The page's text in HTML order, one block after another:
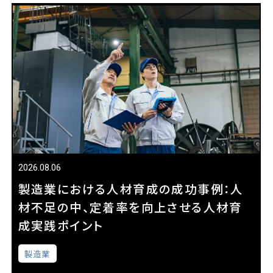
2026.08.06
製造業における人材育成の成功事例：人
材不足の中、定着率を向上させる人材育
成実践ポイント
製造業